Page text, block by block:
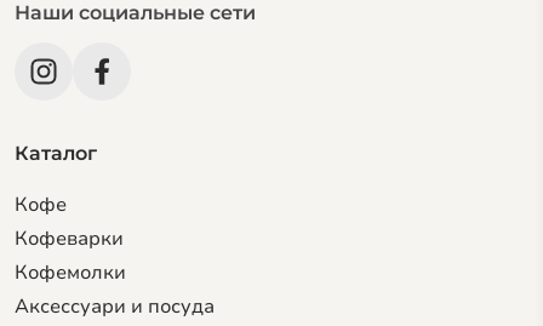
Наши социальные сети
Каталог
Кофе
Кофеварки
Кофемолки
Аксессуари и посуда